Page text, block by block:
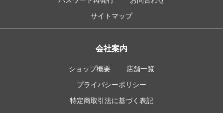
サイトマップ
会社案内
ショップ概要
店舗一覧
プライバシーポリシー
特定商取引法に基づく表記